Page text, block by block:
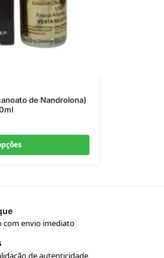
de Nandrolona)
com envio imediato
de autenticidade